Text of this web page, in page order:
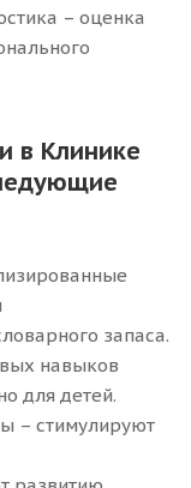
– оценка
в Клинике
запаса.
навыков
для детей.
– стимулируют